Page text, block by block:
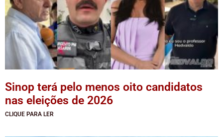
Sinop terá pelo menos oito candidatos
nas eleições de 2026
CLIQUE PARA LER